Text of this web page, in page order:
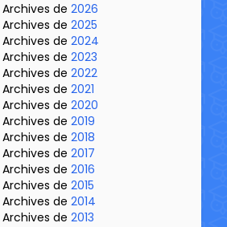
Archives de 2026
Archives de 2025
Archives de 2024
Archives de 2023
Archives de 2022
Archives de 2021
Archives de 2020
Archives de 2019
Archives de 2018
Archives de 2017
Archives de 2016
Archives de 2015
Archives de 2014
Archives de 2013